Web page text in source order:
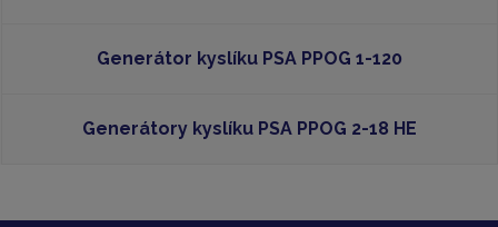
Generátor kyslíku PSA PPOG 1-120
Generátory kyslíku PSA PPOG 2-18 HE